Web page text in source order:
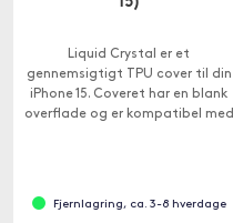
Liquid Crystal er et
gennemsigtigt TPU cover til din
iPhone 15. Coveret har en blank
overflade og er kompatibel med
Fjernlagring, ca. 3-8 hverdage